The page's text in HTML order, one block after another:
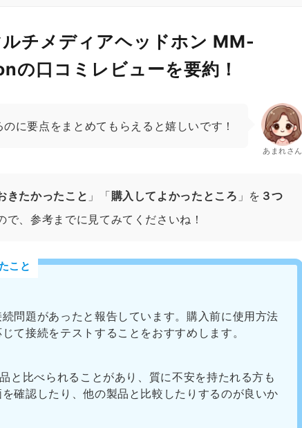
チメディアヘッドホン MM-
口コミレビューを要約！
のに要点をまとめてもらえると嬉しいです！
あまれさん
きたかったこと 」「購入してよかったところ 」を ３つ
で、参考までに見てみてくださいね！
こと
問題があったと報告しています。購入前に使用方法
て接続をテストすることをおすすめします。
と比べられることがあり、質に不安を持たれる方も
確認したり、他の製品と比較したりするのが良いか